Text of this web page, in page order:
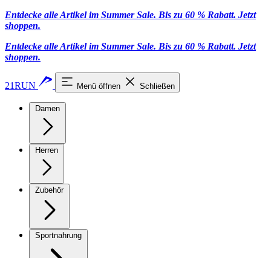
Entdecke alle Artikel im Summer Sale. Bis zu 60 % Rabatt. Jetzt
shoppen.
Entdecke alle Artikel im Summer Sale. Bis zu 60 % Rabatt. Jetzt
shoppen.
21RUN Menü öffnen Schließen
Damen
Herren
Zubehör
Sportnahrung